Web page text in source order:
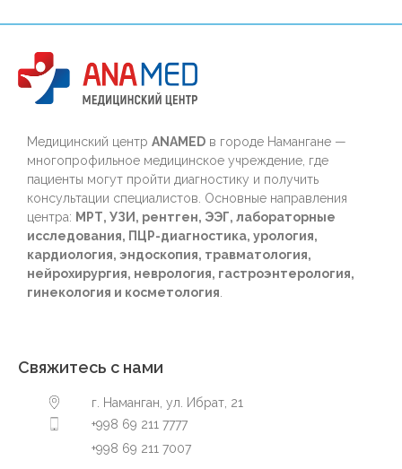
Медицинский центр ANAMED в городе Намангане —
многопрофильное медицинское учреждение, где
пациенты могут пройти диагностику и получить
консультации специалистов. Основные направления
центра: МРТ, УЗИ, рентген, ЭЭГ, лабораторные
исследования, ПЦР-диагностика, урология,
кардиология, эндоскопия, травматология,
нейрохирургия, неврология, гастроэнтерология,
гинекология и косметология
Свяжитесь с нами
г. Наманган, ул. Ибрат, 21
+998 69 211 7777
+998 69 211 7007